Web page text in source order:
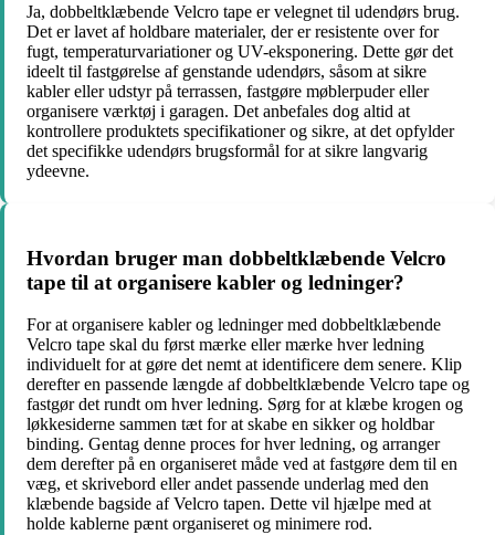
Ja, dobbeltklæbende Velcro tape er velegnet til udendørs brug.
Det er lavet af holdbare materialer, der er resistente over for
fugt, temperaturvariationer og UV-eksponering. Dette gør det
ideelt til fastgørelse af genstande udendørs, såsom at sikre
kabler eller udstyr på terrassen, fastgøre møblerpuder eller
organisere værktøj i garagen. Det anbefales dog altid at
kontrollere produktets specifikationer og sikre, at det opfylder
det specifikke udendørs brugsformål for at sikre langvarig
ydeevne.
Hvordan bruger man dobbeltklæbende Velcro
tape til at organisere kabler og ledninger?
For at organisere kabler og ledninger med dobbeltklæbende
Velcro tape skal du først mærke eller mærke hver ledning
individuelt for at gøre det nemt at identificere dem senere. Klip
derefter en passende længde af dobbeltklæbende Velcro tape og
fastgør det rundt om hver ledning. Sørg for at klæbe krogen og
løkkesiderne sammen tæt for at skabe en sikker og holdbar
binding. Gentag denne proces for hver ledning, og arranger
dem derefter på en organiseret måde ved at fastgøre dem til en
væg, et skrivebord eller andet passende underlag med den
klæbende bagside af Velcro tapen. Dette vil hjælpe med at
holde kablerne pænt organiseret og minimere rod.